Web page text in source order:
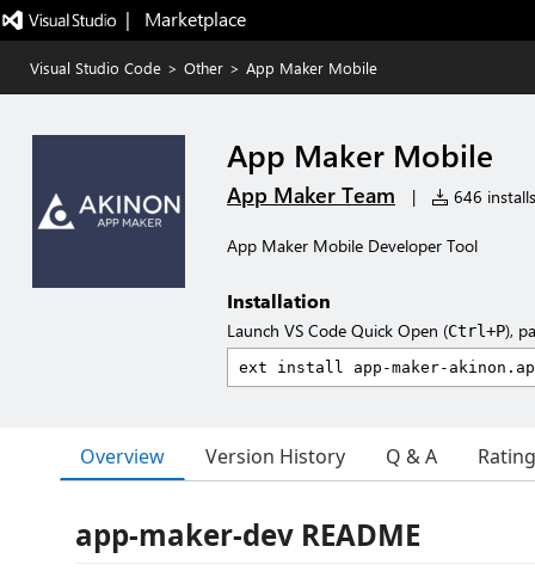
|   Marketplace
Visual Studio Code > Other > App Maker Mobile
App Maker Mobile
App Maker Team | 646 installs
App Maker Mobile Developer Tool
Installation
Launch VS Code Quick Open (Ctrl+P),
Overview Version History Q & A
app-maker-dev README